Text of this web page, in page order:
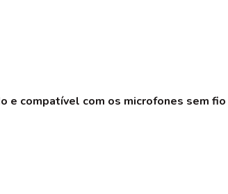
compatível com os microfones sem